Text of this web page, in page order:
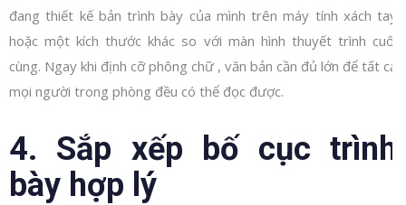
đang thiết kế bản trình bày của mình trên máy tính xách tay
hoặc một kích thước khác so với màn hình thuyết trình cuối
cùng. Ngay khi định cỡ phông chữ , văn bản cần đủ lớn để tất cả
mọi người trong phòng đều có thể đọc được.
4. Sắp xếp bố cục trình
bày hợp lý